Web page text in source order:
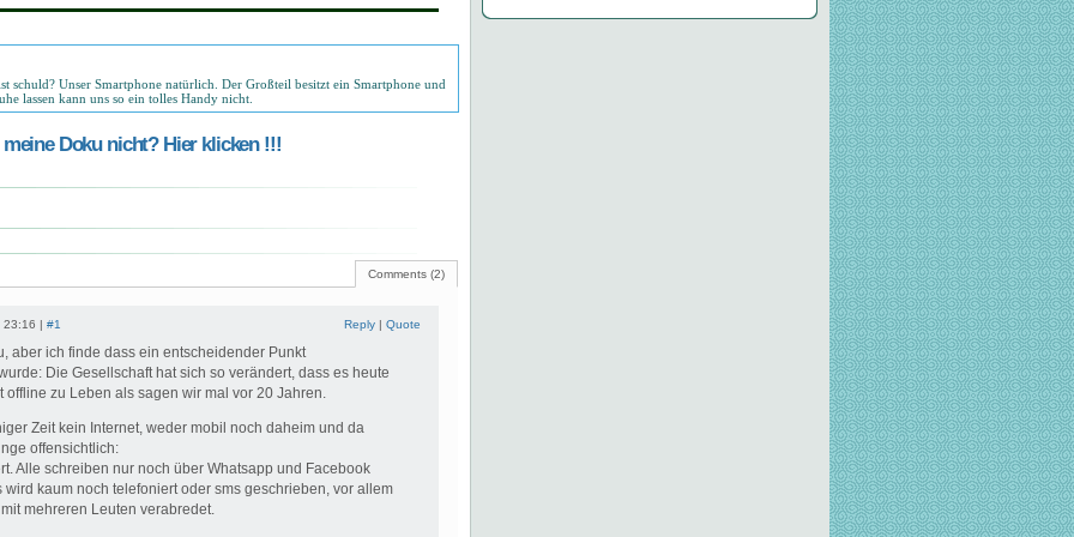
schuld? Unser Smartphone natürlich. Der Großteil besitzt ein Smartphone und
lassen kann uns so ein tolles Handy nicht.
Doku nicht? Hier klicken !!!
Comments (2)
23:16 | #1 Reply | Quote
aber ich finde dass ein entscheidender Punkt
Die Gesellschaft hat sich so verändert, dass es heute
offline zu Leben als sagen wir mal vor 20 Jahren.
Zeit kein Internet, weder mobil noch daheim und da
offensichtlich:
Alle schreiben nur noch über Whatsapp und Facebook
wird kaum noch telefoniert oder sms geschrieben, vor allem
mehreren Leuten verabredet.